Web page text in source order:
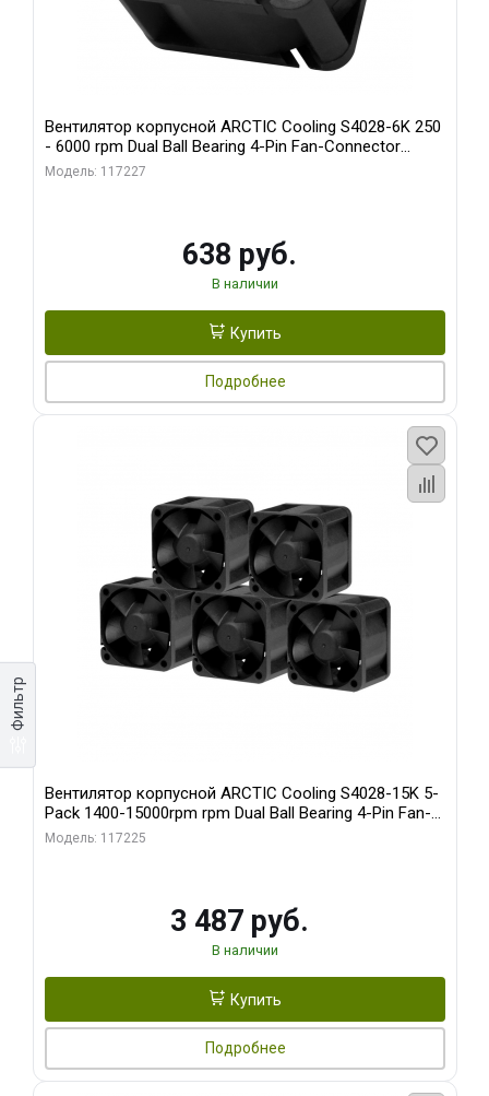
Фильтр
Вентилятор корпусной ARCTIC Cooling S4028-6K 250
- 6000 rpm Dual Ball Bearing 4-Pin Fan-Connector
(ACFAN00185A)
Модель: 117227
638 руб.
В наличии
Купить
Подробнее
Вентилятор корпусной ARCTIC Cooling S4028-15K 5-
Pack 1400-15000rpm rpm Dual Ball Bearing 4-Pin Fan-
Connector (ACFAN00274A)
Модель: 117225
3 487 руб.
В наличии
Купить
Подробнее